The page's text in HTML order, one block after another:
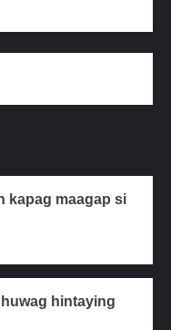
kapag maagap si
hintaying